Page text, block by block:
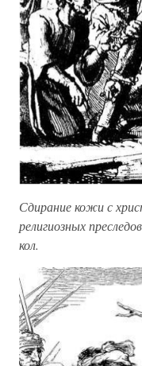
Сдирание кожи с
религиозных
кол.